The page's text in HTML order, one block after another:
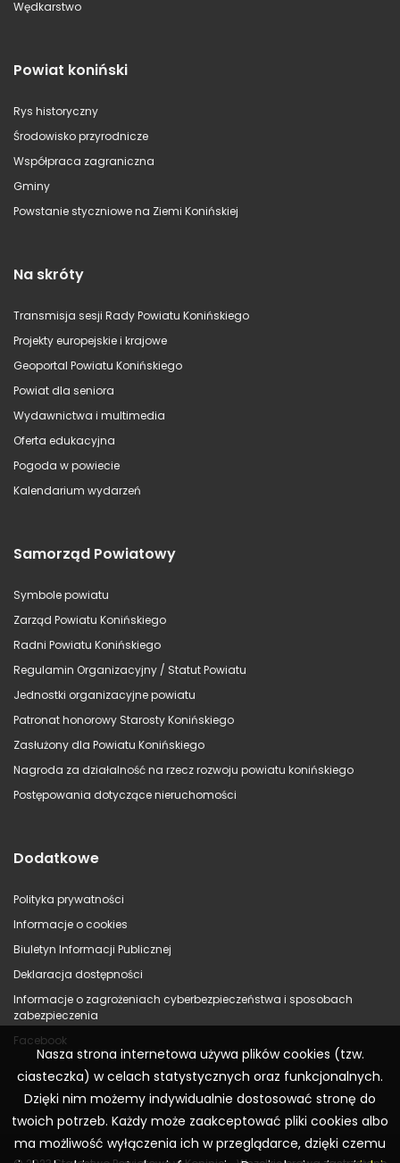
Wędkarstwo
Powiat koniński
Rys historyczny
Środowisko przyrodnicze
Współpraca zagraniczna
Gminy
Powstanie styczniowe na Ziemi Konińskiej
Na skróty
Transmisja sesji Rady Powiatu Konińskiego
Projekty europejskie i krajowe
Geoportal Powiatu Konińskiego
Powiat dla seniora
Wydawnictwa i multimedia
Oferta edukacyjna
Pogoda w powiecie
Kalendarium wydarzeń
Samorząd Powiatowy
Symbole powiatu
Zarząd Powiatu Konińskiego
Radni Powiatu Konińskiego
Regulamin Organizacyjny / Statut Powiatu
Jednostki organizacyjne powiatu
Patronat honorowy Starosty Konińskiego
Zasłużony dla Powiatu Konińskiego
Nagroda za działalność na rzecz rozwoju powiatu konińskiego
Postępowania dotyczące nieruchomości
Dodatkowe
Polityka prywatności
Informacje o cookies
Biuletyn Informacji Publicznej
Deklaracja dostępności
Informacje o zagrożeniach cyberbezpieczeństwa i sposobach
zabezpieczenia
Facebook
Nasza strona internetowa używa plików cookies (tzw.
ciasteczka) w celach statystycznych oraz funkcjonalnych.
Dzięki nim możemy indywidualnie dostosować stronę do
twoich potrzeb. Każdy może zaakceptować pliki cookies albo
ma możliwość wyłączenia ich w przeglądarce, dzięki czemu